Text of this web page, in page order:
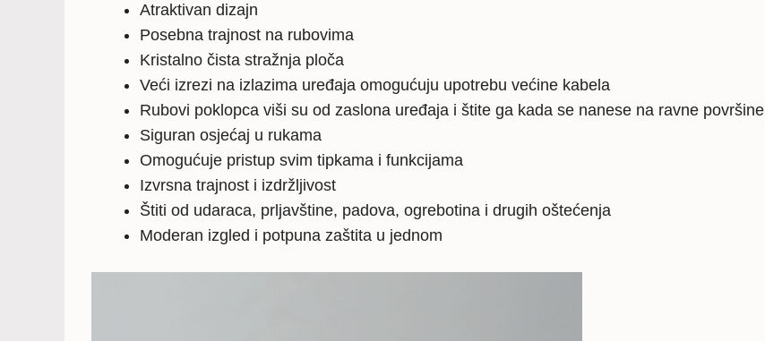
Atraktivan dizajn
Posebna trajnost na rubovima
Kristalno čista stražnja ploča
Veći izrezi na izlazima uređaja omogućuju upotrebu većine kabela
Rubovi poklopca viši su od zaslona uređaja i štite ga kada se nanese na ravne površine
Siguran osjećaj u rukama
Omogućuje pristup svim tipkama i funkcijama
Izvrsna trajnost i izdržljivost
Štiti od udaraca, prljavštine, padova, ogrebotina i drugih oštećenja
Moderan izgled i potpuna zaštita u jednom